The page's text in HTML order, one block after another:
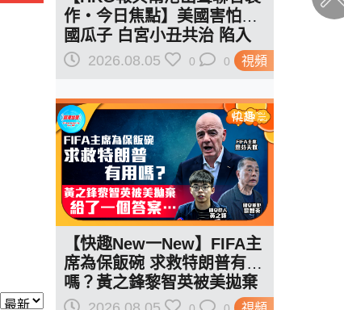
視頻
作‧今日焦點】美國害怕中
國瓜子 白宮小丑共治 陷入
作死輪迴
2026.08.05 0 0
【快趣New一New】FIFA主
席為保飯碗 求救特朗普有用
嗎？黃之鋒黎智英被美拋棄
給了一個答案…